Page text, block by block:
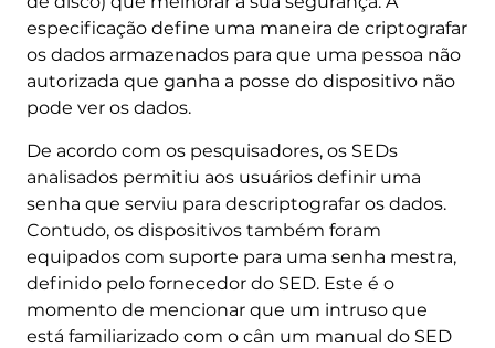
especificação define uma maneira de criptografar
os dados armazenados para que uma pessoa não
autorizada que ganha a posse do dispositivo não
pode ver os dados.
De acordo com os pesquisadores, os SEDs
analisados ​​permitiu aos usuários definir uma
senha que serviu para descriptografar os dados.
Contudo, os dispositivos também foram
equipados com suporte para uma senha mestra,
definido pelo fornecedor do SED. Este é o
momento de mencionar que um intruso que
está familiarizado com o cân um manual do SED